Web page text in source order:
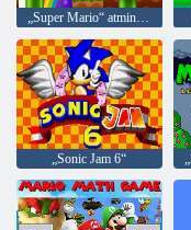
„Super Mario“ atminties kortelių atitiktis
„Sonic Jam 6“